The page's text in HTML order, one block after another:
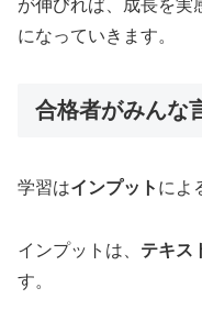
が伸びれば、成長を実
になっていきます。
合格者がみんな
学習はインプット によ
インプットは、 テキス
す。